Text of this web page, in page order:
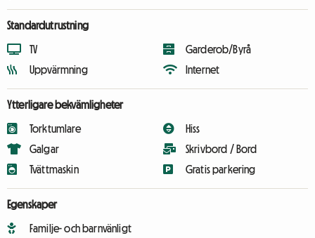
Standardutrustning
TV
Uppvärmning
Garderob/Byrå
Internet
Ytterligare bekvämligheter
Torktumlare
Galgar
Tvättmaskin
Hiss
Skrivbord / Bord
Gratis parkering
Egenskaper
Familje- och barnvänligt